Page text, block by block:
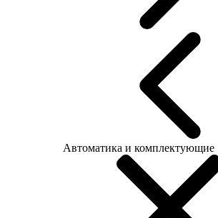
Автоматика и комплектующие